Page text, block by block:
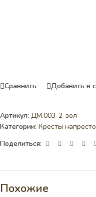
Сравнить Добавить в
Артикул: ДМ.003-2-зол
Категории: Кресты
Поделиться:
Похожие